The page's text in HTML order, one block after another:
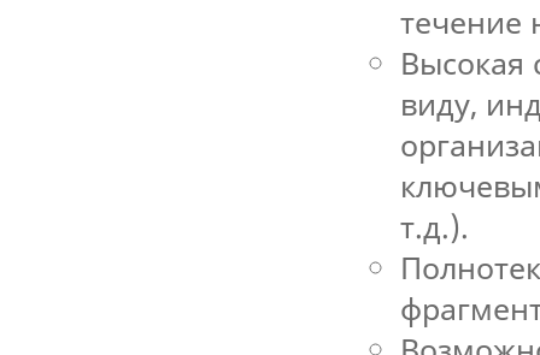
течение
Высокая
виду,
т.д.).